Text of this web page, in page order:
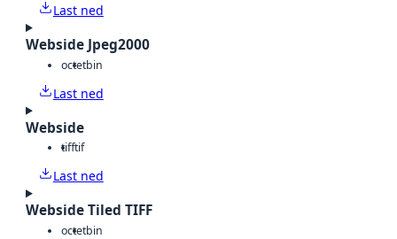
Last ned
Webside Jpeg2000
octetbin
Last ned
Webside
tifftif
Last ned
Webside Tiled TIFF
octetbin